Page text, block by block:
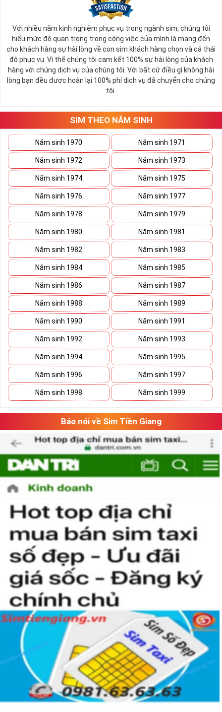
Với nhiều năm kinh nghiệm phục vụ trong ngành sim, chúng tôi
hiểu mức độ quan trọng trong công việc của mình là mang đến
cho khách hàng sự hài lòng về con sim khách hàng chọn và cả thái
độ phục vụ. Vì thế chúng tôi cam kết 100% sự hài lòng của khách
hàng với chúng dịch vụ của chúng tôi. Với bất cứ điều gì không hài
lòng bạn đều được hoàn lại 100% phí dịch vụ đã chuyển cho chúng
tôi.
SIM THEO NĂM SINH
Năm sinh 1970 Năm sinh 1971
Năm sinh 1972 Năm sinh 1973
Năm sinh 1974 Năm sinh 1975
Năm sinh 1976 Năm sinh 1977
Năm sinh 1978 Năm sinh 1979
Năm sinh 1980 Năm sinh 1981
Năm sinh 1982 Năm sinh 1983
Năm sinh 1984 Năm sinh 1985
Năm sinh 1986 Năm sinh 1987
Năm sinh 1988 Năm sinh 1989
Năm sinh 1990 Năm sinh 1991
Năm sinh 1992 Năm sinh 1993
Năm sinh 1994 Năm sinh 1995
Năm sinh 1996 Năm sinh 1997
Năm sinh 1998 Năm sinh 1999
Báo nói về Sim Tiền Giang